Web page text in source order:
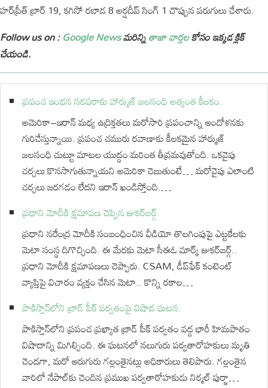
హర్‌ప్రీత్ బ్రార్ 19, కగిసో రబాడ 8 అర్షదీప్ సింగ్ 1 చొప్పున పరుగులు చేశారు.
Follow us on :Google Newsమరిన్నితాజా వార్తలకోసం ఇక్కడ క్లిక్
చేయండి.
ప్రపంచ ఇంధన సరఫరాకు హార్ముజ్ జలసంధి అత్యంత కీలకం.
అమెరికా–ఇరాన్ మధ్య ఉద్రిక్తతలు మరోసారి ప్రపంచాన్ని ఆందోళనకు
గురిచేస్తున్నాయి. ప్రపంచ చమురు రవాణాకు కీలకమైన హార్ముజ్
జలసంధి చుట్టూ మాటల యుద్ధం మరింత తీవ్రమవుతోంది. ఒకవైపు
చర్చలు కొనసాగుతున్నాయని అమెరికా చెబుతుంటే… మరోవైపు ఎలాంటి
చర్చలు జరగడం లేదని ఇరాన్ ఖండిస్తోంది.…
ప్రధాని మోదీకి క్షమాపణ చెప్పిన జుకర్⁬బర్గ్.
ప్రధాని నరేంద్ర మోదీకి సంబంధించిన వీడియో తొలగింపుపై ఎట్టకేలకు
మెటా సంస్థ దిగొచ్చింది. ఈ మేరకు మెటా సీఈఓ మార్క్ జుకర్‌బర్గ్..
ప్రధాని మోదీకి క్షమాపణలు చెప్పారు. CSAM, డీప్‌ఫేక్‌ కంటెంట్‌
వ్యాప్తిపై విచారం వ్యక్తం చేసిన మెటా.. కొన్ని రకాల…
పాకిస్తాన్‌లోని బ్రాడ్ పీక్ పర్వతంపై విషాద ఘటన.
పాకిస్తాన్‌లోని ప్రపంచ ప్రఖ్యాత బ్రాడ్ పీక్ పర్వతం వద్ద భారీ హిమపాతం
విషాదాన్ని మిగిల్చింది. ఈ ఘటనలో నలుగురు పర్వతారోహకులు మృతి
చెందగా, మరో ఆరుగురు గల్లంతైనట్లు అధికారులు తెలిపారు. గల్లంతైన
వారిలో నేపాల్‌కు చెందిన ప్రముఖ పర్వతారోహకుడు నిర్మల్ పుర్జా…